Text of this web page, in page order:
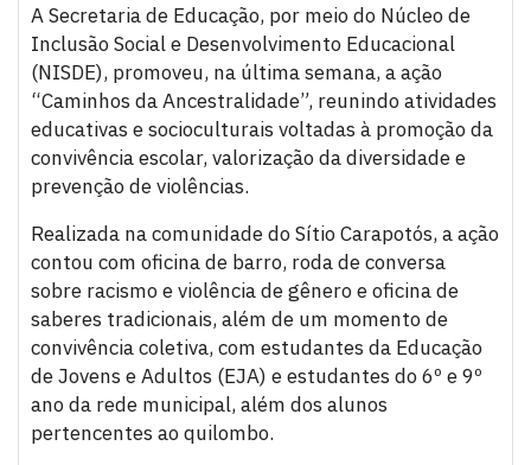
A Secretaria de Educação, por meio do Núcleo de
Inclusão Social e Desenvolvimento Educacional
(NISDE), promoveu, na última semana, a ação
“Caminhos da Ancestralidade”, reunindo atividades
educativas e socioculturais voltadas à promoção da
convivência escolar, valorização da diversidade e
prevenção de violências.
Realizada na comunidade do Sítio Carapotós, a ação
contou com oficina de barro, roda de conversa
sobre racismo e violência de gênero e oficina de
saberes tradicionais, além de um momento de
convivência coletiva, com estudantes da Educação
de Jovens e Adultos (EJA) e estudantes do 6º e 9º
ano da rede municipal, além dos alunos
pertencentes ao quilombo.